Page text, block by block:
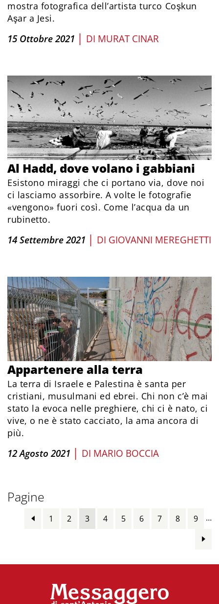
mostra fotografica dell’artista turco Coşkun
Aşar a Jesi.
15 Ottobre 2021 | DI MURAT CINAR
Al Hadd, dove volano i gabbiani
Esistono miraggi che ci portano via, dove noi
ci lasciamo assorbire. A volte le fotografie
«vengono» fuori così. Come l’acqua da un
rubinetto.
14 Settembre 2021 | DI GIOVANNI MEREGHETTI
Appartenere alla terra
La terra di Israele e Palestina è santa per
cristiani, musulmani ed ebrei. Chi non c’è mai
stato la evoca nelle preghiere, chi ci è nato, ci
vive, o ne è stato cacciato, la ama ancora di
più.
12 Agosto 2021 | DI MARIO BOCCIA
Pagine
1 2 3 4 5 6 7 8 9 …